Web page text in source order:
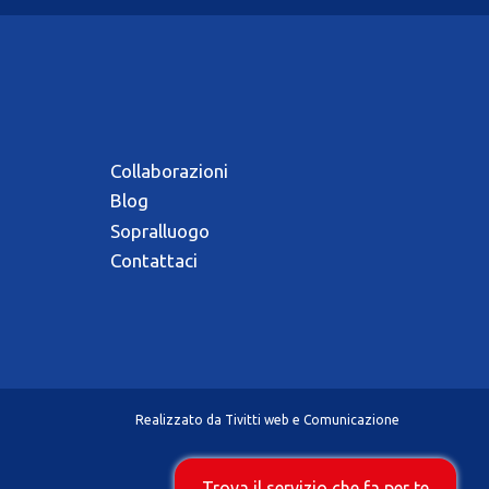
Collaborazioni
Blog
Sopralluogo
Contattaci
Realizzato da Tivitti web e Comunicazione